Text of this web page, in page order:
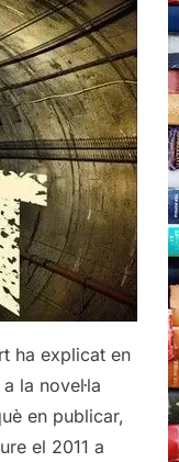
ha explicat en
la novel·la
en publicar,
el 2011 a